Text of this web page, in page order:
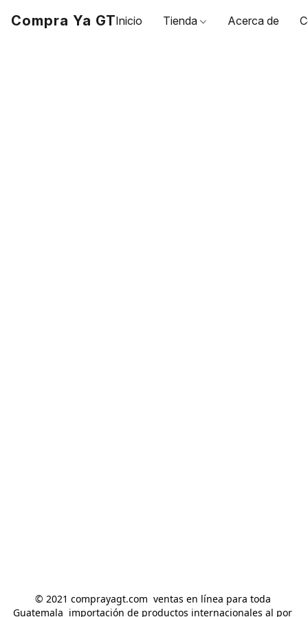
Compra Ya GTInicio Tienda Acerca de
© 2021 comprayagt.com  ventas en línea para toda
Guatemala  importación de productos internacionales al por